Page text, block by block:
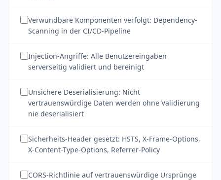
Verwundbare Komponenten verfolgt: Dependency-
Scanning in der CI/CD-Pipeline
Injection-Angriffe: Alle Benutzereingaben
serverseitig validiert und bereinigt
Unsichere Deserialisierung: Nicht
vertrauenswürdige Daten werden ohne Validierung
nie deserialisiert
Sicherheits-Header gesetzt: HSTS, X-Frame-Options,
X-Content-Type-Options, Referrer-Policy
CORS-Richtlinie auf vertrauenswürdige Ursprünge